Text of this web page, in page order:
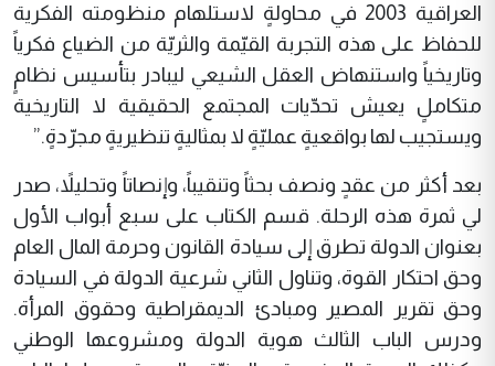
العراقية 2003 في محاولةٍ لاستلهام منظومته الفكرية
للحفاظ على هذه التجربة القيّمة والثريّة من الضياع فكرياً
وتاريخياً واستنهاض العقل الشيعي ليبادر بتأسيس نظامٍ
متكاملٍ يعيش تحدّيات المجتمع الحقيقية لا التاريخية
ويستجيب لها بواقعيةٍ عمليّةٍ لا بمثاليةٍ تنظيريةٍ مجرّدةٍ.”
بعد أكثر من عقدٍ ونصف بحثاً وتنقيباً، وإنصاتاً وتحليلاً، صدر
لي ثمرة هذه الرحلة. قسم الكتاب على سبع أبواب الأول
بعنوان الدولة تطرق إلى سيادة القانون وحرمة المال العام
وحق احتكار القوة، وتناول الثاني شرعية الدولة في السيادة
وحق تقرير المصير ومبادئ الديمقراطية وحقوق المرأة.
ودرس الباب الثالث هوية الدولة ومشروعها الوطني